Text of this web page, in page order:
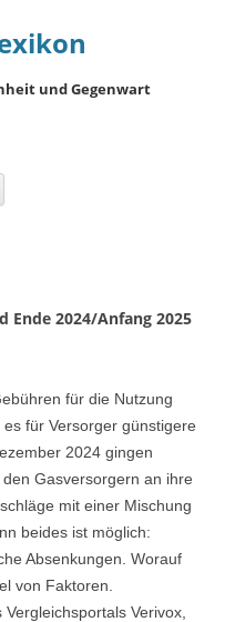
und Gegenwart
Ende 2024/Anfang 2025
für die Nutzung
für Versorger günstigere
2024 gingen
Gasversorgern an ihre
mit einer Mischung
beides ist möglich:
Absenkungen. Worauf
von Faktoren.
Verivox,